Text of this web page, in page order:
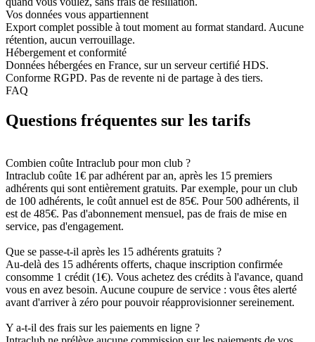
Vos données vous appartiennent
Export complet possible à tout moment au format standard. Aucune
rétention, aucun verrouillage.
Hébergement et conformité
Données hébergées en France, sur un serveur certifié HDS.
Conforme RGPD. Pas de revente ni de partage à des tiers.
FAQ
Questions fréquentes sur les tarifs
Combien coûte Intraclub pour mon club ?
Intraclub coûte 1€ par adhérent par an, après les 15 premiers
adhérents qui sont entièrement gratuits. Par exemple, pour un club
de 100 adhérents, le coût annuel est de 85€. Pour 500 adhérents, il
est de 485€. Pas d'abonnement mensuel, pas de frais de mise en
service, pas d'engagement.
Que se passe-t-il après les 15 adhérents gratuits ?
Au-delà des 15 adhérents offerts, chaque inscription confirmée
consomme 1 crédit (1€). Vous achetez des crédits à l'avance, quand
vous en avez besoin. Aucune coupure de service : vous êtes alerté
avant d'arriver à zéro pour pouvoir réapprovisionner sereinement.
Y a-t-il des frais sur les paiements en ligne ?